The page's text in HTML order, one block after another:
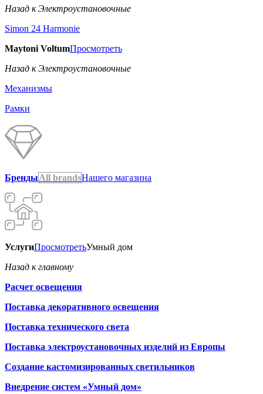
Назад к Электроустановочные
Simon 24 Harmonie
Maytoni VoltumПросмотреть
Назад к Электроустановочные
Механизмы
Рамки
БрендыAll brandsНашего магазина
УслугиПросмотретьУмный дом
Назад к главному
Расчет освещения
Поставка декоративного освещения
Поставка технического света
Поставка электроустановочных изделий из Европы
Создание кастомизированных светильников
Внедрение систем «Умный дом»